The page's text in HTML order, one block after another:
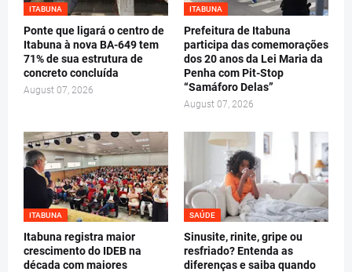
ITABUNA
Ponte que ligará o centro de
Itabuna à nova BA-649 tem
71% de sua estrutura de
concreto concluída
August 07, 2026
ITABUNA
Prefeitura de Itabuna
participa das comemorações
dos 20 anos da Lei Maria da
Penha com Pit-Stop
“Samáforo Delas”
August 07, 2026
ITABUNA
Itabuna registra maior
crescimento do IDEB na
década com maiores
SAÚDE
Sinusite, rinite, gripe ou
resfriado? Entenda as
diferenças e saiba quando